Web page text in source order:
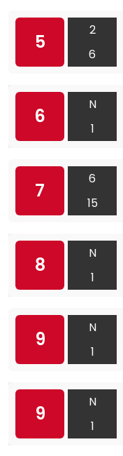
5
2
6
6
N
1
7
6
15
8
N
1
9
N
1
9
N
1